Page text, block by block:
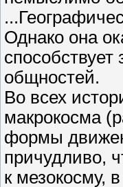
Однако она
общностей.
Во всех
макрокосма
формы
причудливо,
к мезокосму,